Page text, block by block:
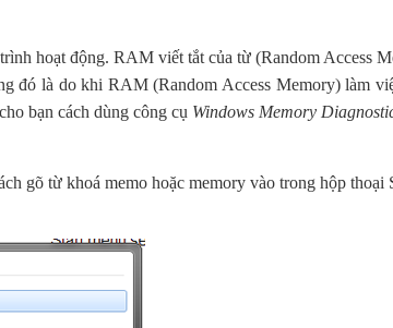
hoạt động. RAM viết tắt của từ (Random Access
đó là do khi RAM (Random Access Memory) làm
bạn cách dùng công cụ Windows Memory
gõ từ khoá memo hoặc memory vào trong hộp thoại